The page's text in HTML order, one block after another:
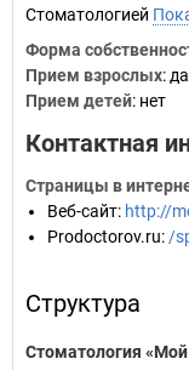
Стоматологией
Форма
Прием взрослых: да
Прием детей: нет
Контактная
Страницы в
Веб-сайт: http://
Prodoctorov.ru: /
Структура
Стоматология